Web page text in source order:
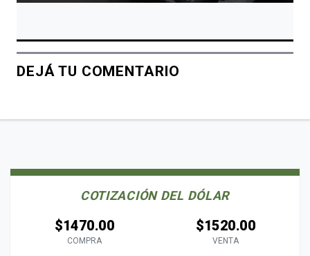
DEJÁ TU COMENTARIO
COTIZACIÓN DEL DÓLAR
$1470.00
COMPRA
$1520.00
VENTA